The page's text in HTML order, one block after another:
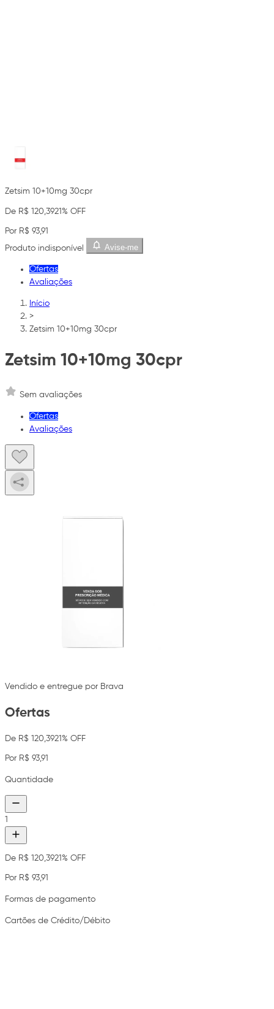
Zetsim 10+10mg 30cpr
De R$ 120,3921% OFF
Por R$ 93,91
Produto indisponível
Avise-me
Ofertas
Avaliações
Início
>
Zetsim 10+10mg 30cpr
Zetsim 10+10mg 30cpr
Sem avaliações
Ofertas
Avaliações
Vendido e entregue por Brava
Ofertas
De R$ 120,3921% OFF
Por R$ 93,91
Quantidade
1
De R$ 120,3921% OFF
Por R$ 93,91
Formas de pagamento
Cartões de Crédito/Débito